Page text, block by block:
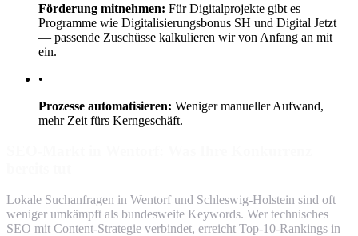
Förderung mitnehmen: Für Digitalprojekte gibt es
Programme wie Digitalisierungsbonus SH und Digital Jetzt
— passende Zuschüsse kalkulieren wir von Anfang an mit
ein.
•
Prozesse automatisieren: Weniger manueller Aufwand,
mehr Zeit fürs Kerngeschäft.
Lokale Suchanfragen in Wentorf und Schleswig-Holstein sind oft
weniger umkämpft als bundesweite Keywords. Wer technisches
SEO mit Content-Strategie verbindet, erreicht Top-10-Rankings in